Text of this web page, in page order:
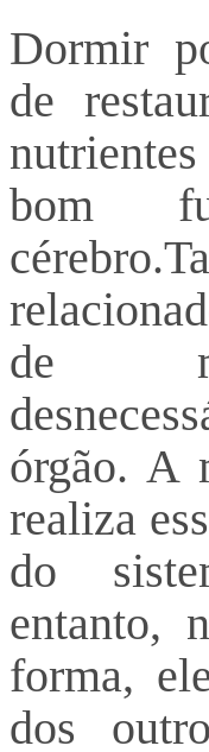
Dormir
de
bom
de
órgão. A
realiza
do
entanto,
forma,
dos